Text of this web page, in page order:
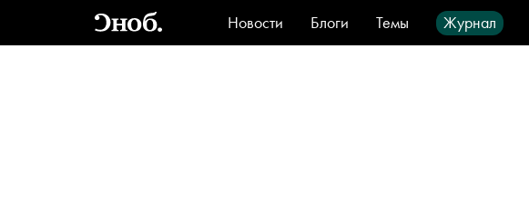
Новости Блоги Темы Журнал
Стиль
Видео Город